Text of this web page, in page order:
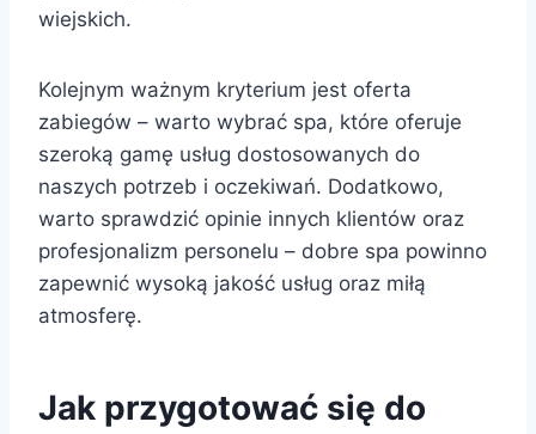
wiejskich.
Kolejnym ważnym kryterium jest oferta
zabiegów – warto wybrać spa, które oferuje
szeroką gamę usług dostosowanych do
naszych potrzeb i oczekiwań. Dodatkowo,
warto sprawdzić opinie innych klientów oraz
profesjonalizm personelu – dobre spa powinno
zapewnić wysoką jakość usług oraz miłą
atmosferę.
Jak przygotować się do